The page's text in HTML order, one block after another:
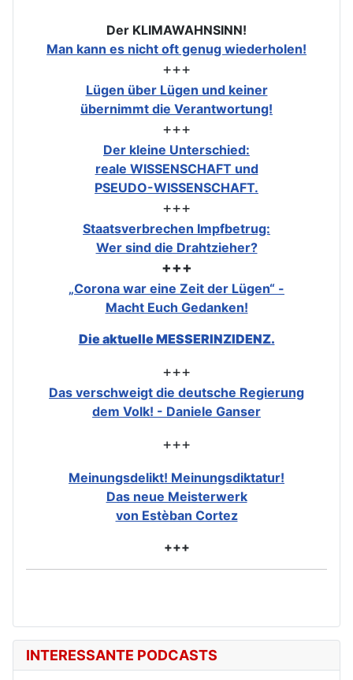
Der KLIMAWAHNSINN!
Man kann es nicht oft genug wiederholen!
+++
Lügen über Lügen und keiner
übernimmt die Verantwortung!
+++
Der kleine Unterschied:
reale WISSENSCHAFT und
PSEUDO-WISSENSCHAFT.
+++
Staatsverbrechen Impfbetrug:
Wer sind die Drahtzieher?
+++
„Corona war eine Zeit der Lügen“ -
Macht Euch Gedanken!
Die aktuelle MESSERINZIDENZ.
+++
Das verschweigt die deutsche Regierung
dem Volk! - Daniele Ganser
+++
Meinungsdelikt! Meinungsdiktatur!
Das neue Meisterwerk
von Estèban Cortez
+++
INTERESSANTE PODCASTS